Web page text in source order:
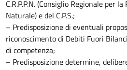
C.R.P.P.N. (Consiglio Regionale per
Naturale) e del C.P.S.;
– Predisposizione di eventuali
riconoscimento di Debiti Fuori
di competenza;
– Predisposizione determine,